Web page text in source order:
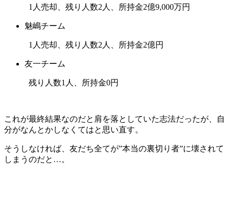
1人売却、残り人数2人、所持金2億9,000万円
魅嶋チーム
1人売却、残り人数2人、所持金2億円
友一チーム
残り人数1人、所持金0円
これが最終結果なのだと肩を落としていた志法だったが、自
分がなんとかしなくてはと思い直す。
そうしなければ、友だち全てが”本当の裏切り者”に壊されて
しまうのだと…。